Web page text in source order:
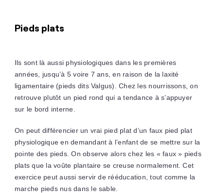
Pieds plats
Ils sont là aussi physiologiques dans les premières
années, jusqu’à 5 voire 7 ans, en raison de la laxité
ligamentaire (pieds dits Valgus). Chez les nourrissons, on
retrouve plutôt un pied rond qui a tendance à s’appuyer
sur le bord interne.
On peut différencier un vrai pied plat d’un faux pied plat
physiologique en demandant à l’enfant de se mettre sur la
pointe des pieds. On observe alors chez les « faux » pieds
plats que la voûte plantaire se creuse normalement. Cet
exercice peut aussi servir de rééducation, tout comme la
marche pieds nus dans le sable.